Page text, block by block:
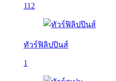
112
ทัวร์ฟิลิปปินส์
1